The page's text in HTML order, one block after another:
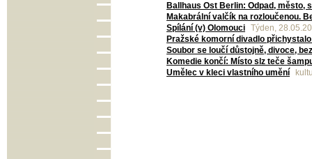
Ballhaus Ost Berlin: Odpad, město,
Makabrální valčík na rozloučenou.
Spílání (v) Olomouci Týden,
Pražské komorní divadlo
Soubor se loučí důstojně, divoce,
Komedie končí: Místo slz teče
Umělec v kleci vlastního umění